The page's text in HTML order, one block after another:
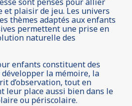
et plaisir de jeu. Les univers
thèmes adaptés aux enfants
permettent une prise en
naturelle des
enfants constituent des
la mémoire, la
d’observation, tout en
leur place aussi bien dans le
ou périscolaire.